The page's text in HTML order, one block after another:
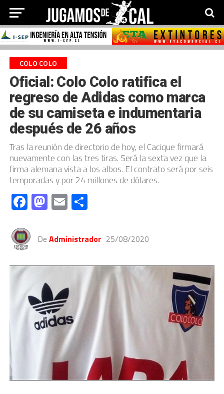
COLO COLO
Oficial: Colo Colo ratifica el
regreso de Adidas como marca
de su camiseta e indumentaria
después de 26 años
Tras la reunión de directorio de hoy, el Cacique firmará
nuevamente con las tres tiras. Será la sexta vez que la
firma alemana vista a los albos. El contrato será por seis
temporadas y por 24 millones de dólares.
Facebook
Mastodon
EmailCompartir
De Administrador 25/08/2020